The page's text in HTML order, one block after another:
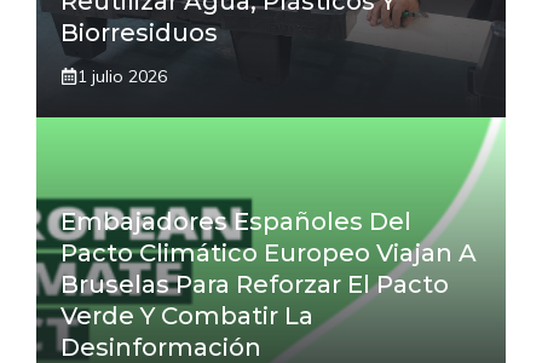
Biorresiduos
1 julio 2026
Embajadores Españoles Del
Pacto Climático Europeo Viajan A
Bruselas Para Reforzar El Pacto
Verde Y Combatir La
Desinformación